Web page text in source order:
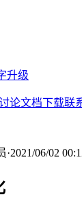
升级
论文档下载联
·2021/06/02